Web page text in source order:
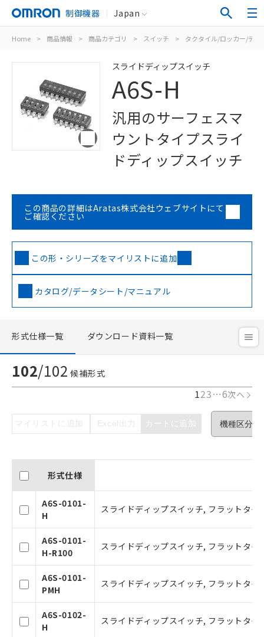
制御機器 Japan
Home > 商品情報 > 商品カテゴリ > スイッチ > タクタイル/ロッカー/ディ
スライドディップスイッチ
A6S-H
汎用のサーフェスマ
ウントタイプスライ
ドディップスイッチ
この商品の詳細はAratas株式会社ウェブサイトにて
ご確認ください
この形・シリーズをマイリストに追加
カタログ/データシート/マニュアル
形式仕様一覧 ダウンロード資料一覧
102/102 候補形式
123…6次へ
マイリストに追加 Excel出力 カートに追加
形式仕様
A6S-0101-
H
スライドディップスイッチ, フラットタ
A6S-0101-
H-R100
スライドディップスイッチ, フラットタ
A6S-0101-
PMH
スライドディップスイッチ, フラットタ
A6S-0102-
H
スライドディップスイッチ, フラットタ